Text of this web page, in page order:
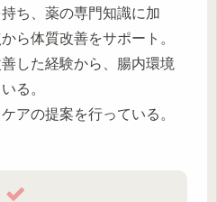
ち、薬の専門知識に加
ら体質改善をサポート。
した経験から、腸内環境
る。
アの提案を行っている。